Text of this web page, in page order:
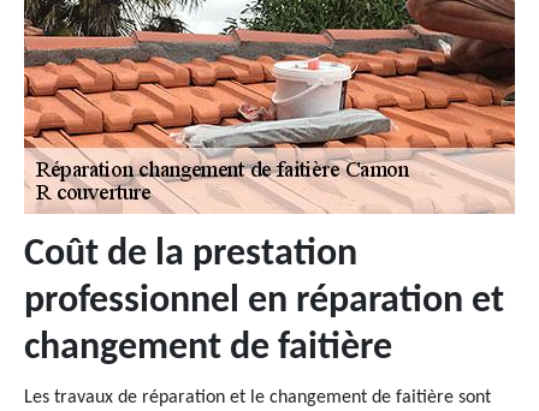
Coût de la prestation
professionnel en réparation et
changement de faitière
Les travaux de réparation et le changement de faitière sont